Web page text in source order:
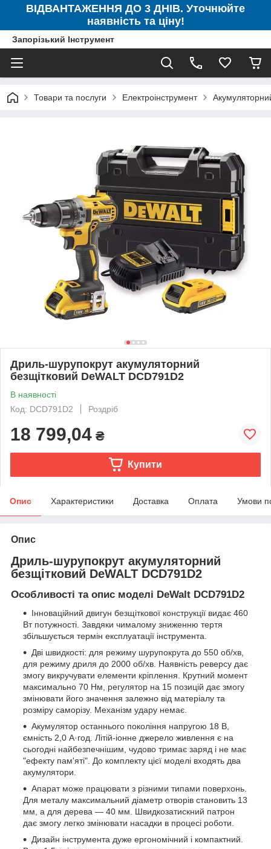
ВІДВАНТАЖЕННЯ ДО 3 ДНІВ. Уточнюйте
наявність та ціну!
Запорізький Інструмент
Товари та послуги Електроінструмент
Дриль-шурупокрут акумуляторний
безщітковий DeWALT DCD791D2
В наявності
Код: DCD791D2
Роздріб
18 799,04 ₴
Купити
Опис Характеристики Доставка Оплата Умови
Опис
Дриль-шурупокрут акумуляторний
безщітковий DeWALT DCD791D2
Особливості та опис моделі DeWalt DCD791D2
Інноваційний двигун безщіткової конструкції видає 460
Вт потужності. Завдяки чималому зниженню тертя
збільшується термін експлуатації інструмента.
Дві швидкості: для режиму шурупокрута до 550 об/хв,
для режиму дриля до 2000 об/хв. Наявність реверсу дає
змогу викручувати елементи кріплення. Крутний момент
максимально 70 Нм, регулятор на 15 позицій дає змогу
змінювати його значення залежно від матеріалу та
розміру саморізу. Механізм удару немає.
Акумулятор останнього покоління напругою 18 В,
ємність 2,0 А·год. Літій-іонне джерело живлення є на
сьогодні найбезпечнішим, чудово тримає заряд і не має
"ефекту пам'яті". До комплекту цієї моделі входять два
акумулятори.
Апарат може працювати з різними типами поверхонь.
Для металу максимальний діаметр отворів становить 13
мм, а для дерева — 40 мм. Швидкозатискний патрон
дає змогу легко змінювати насадки в процесі роботи.
Дизайн інструмента дуже ергономічний і компактний.